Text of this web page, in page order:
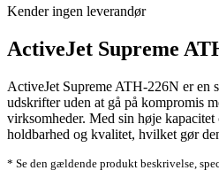
Kender ingen leverandør
ActiveJet Supreme
ActiveJet Supreme ATH-226N er en
udskrifter uden at gå på kompromis
virksomheder. Med sin høje
holdbarhed og kvalitet, hvilket gør
* Se den gældende produkt beskrivelse,